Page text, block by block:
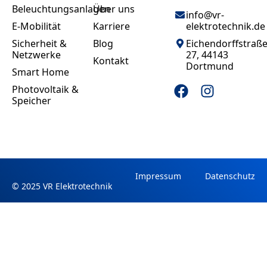
Beleuchtungsanlagen
E-Mobilität
Sicherheit &
Netzwerke
Smart Home
Photovoltaik &
Speicher
Über uns
Karriere
Blog
Kontakt
info@vr-
elektrotechnik.de
27, 44143
Dortmund
a
o
k
n
r
a
© 2025 VR Elektrotechnik
Impressum Datenschutz